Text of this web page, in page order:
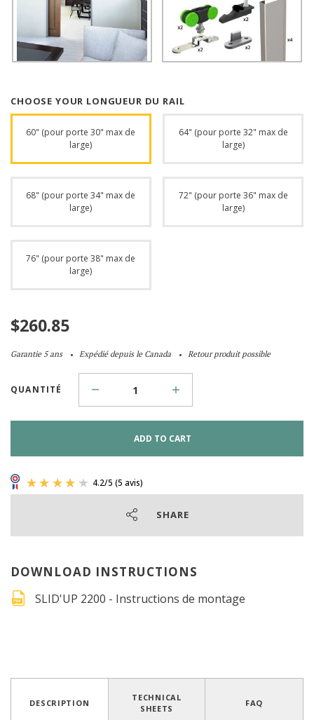
CHOOSE YOUR LONGUEUR DU RAIL
60" (pour porte 30" max de
large)
64" (pour porte 32" max de
large)
68" (pour porte 34" max de
large)
72" (pour porte 36" max de
large)
76" (pour porte 38" max de
large)
$260.85
Garantie 5 ans Expédié depuis le Canada Retour produit possible
QUANTITÉ
ADD TO CART
5(5 avis)
SHARE
DOWNLOAD INSTRUCTIONS
SLID'UP 2200 - Instructions de montage
DESCRIPTION
TECHNICAL
SHEETS
FAQ